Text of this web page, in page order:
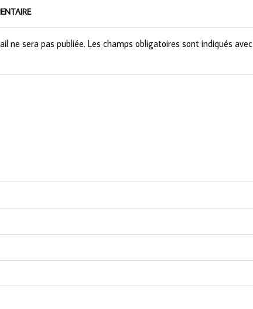
ne sera pas publiée. Les champs obligatoires sont indiqués avec